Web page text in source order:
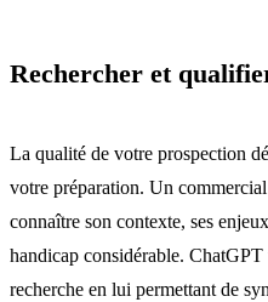
Rechercher et
La qualité de votre prospection
votre préparation. Un
connaître son contexte, ses
handicap considérable. ChatGPT
recherche en lui permettant de